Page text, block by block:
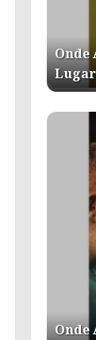
Onde
Lugar
Onde